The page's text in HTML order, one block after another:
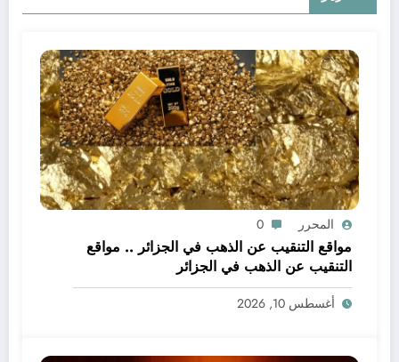
المحرر 0
مواقع التنقيب عن الذهب في الجزائر .. مواقع
التنقيب عن الذهب في الجزائر
أغسطس 10, 2026